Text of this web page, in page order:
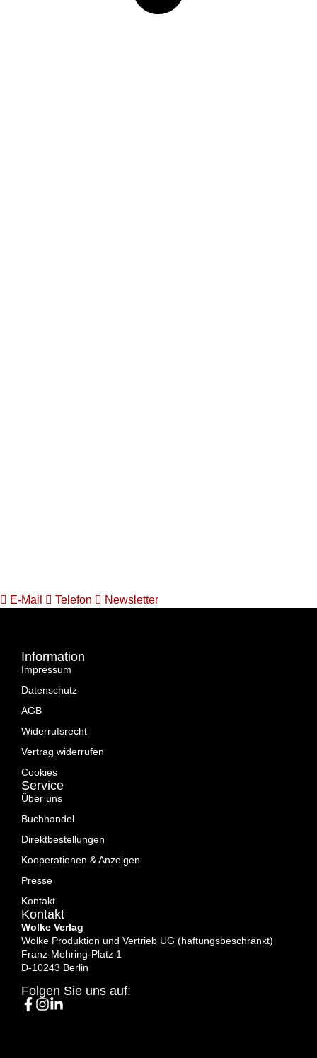
E-Mail Telefon Newsletter
Information
Impressum
Datenschutz
AGB
Widerrufsrecht
Vertrag widerrufen
Cookies
Service
Über uns
Buchhandel
Direktbestellungen
Kooperationen & Anzeigen
Presse
Kontakt
Kontakt
Wolke Verlag
Wolke Produktion und Vertrieb UG (haftungsbeschränkt)
Franz-Mehring-Platz 1
D-10243 Berlin
Folgen Sie uns auf: